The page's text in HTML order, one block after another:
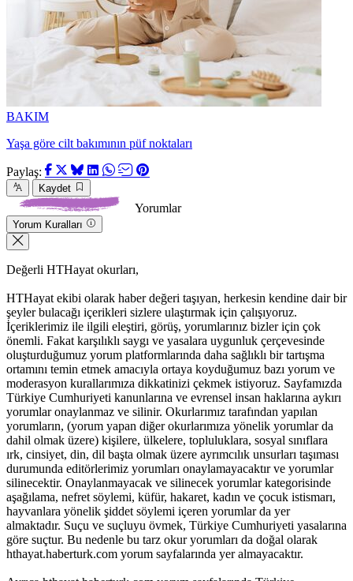
BAKIM
Yaşa göre cilt bakımının püf noktaları
Paylaş:
Kaydet
Yorumlar
Yorum Kuralları
Değerli HTHayat okurları,
HTHayat ekibi olarak haber değeri taşıyan, herkesin kendine dair bir
şeyler bulacağı içerikleri sizlere ulaştırmak için çalışıyoruz.
İçeriklerimiz ile ilgili eleştiri, görüş, yorumlarınız bizler için çok
önemli. Fakat karşılıklı saygı ve yasalara uygunluk çerçevesinde
oluşturduğumuz yorum platformlarında daha sağlıklı bir tartışma
ortamını temin etmek amacıyla ortaya koyduğumuz bazı yorum ve
moderasyon kurallarımıza dikkatinizi çekmek istiyoruz. Sayfamızda
Türkiye Cumhuriyeti kanunlarına ve evrensel insan haklarına aykırı
yorumlar onaylanmaz ve silinir. Okurlarımız tarafından yapılan
yorumların, (yorum yapan diğer okurlarımıza yönelik yorumlar da
dahil olmak üzere) kişilere, ülkelere, topluluklara, sosyal sınıflara
ırk, cinsiyet, din, dil başta olmak üzere ayrımcılık unsurları taşıması
durumunda editörlerimiz yorumları onaylamayacaktır ve yorumlar
silinecektir. Onaylanmayacak ve silinecek yorumlar kategorisinde
aşağılama, nefret söylemi, küfür, hakaret, kadın ve çocuk istismarı,
hayvanlara yönelik şiddet söylemi içeren yorumlar da yer
almaktadır. Suçu ve suçluyu övmek, Türkiye Cumhuriyeti yasalarına
göre suçtur. Bu nedenle bu tarz okur yorumları da doğal olarak
hthayat.haberturk.com yorum sayfalarında yer almayacaktır.